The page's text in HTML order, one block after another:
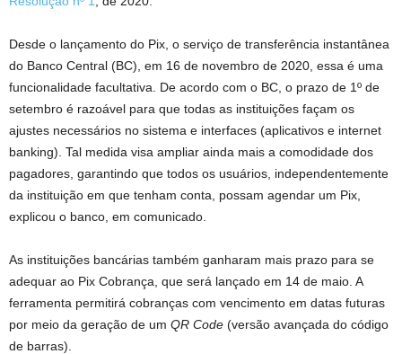
Desde o lançamento do Pix, o serviço de transferência instantânea
do Banco Central (BC), em 16 de novembro de 2020, essa é uma
funcionalidade facultativa. De acordo com o BC, o prazo de 1º de
setembro é razoável para que todas as instituições façam os
ajustes necessários no sistema e interfaces (aplicativos e internet
banking). Tal medida visa ampliar ainda mais a comodidade dos
pagadores, garantindo que todos os usuários, independentemente
da instituição em que tenham conta, possam agendar um Pix,
explicou o banco, em comunicado.
As instituições bancárias também ganharam mais prazo para se
adequar ao Pix Cobrança, que será lançado em 14 de maio. A
ferramenta permitirá cobranças com vencimento em datas futuras
por meio da geração de um QR Code (versão avançada do código
de barras).